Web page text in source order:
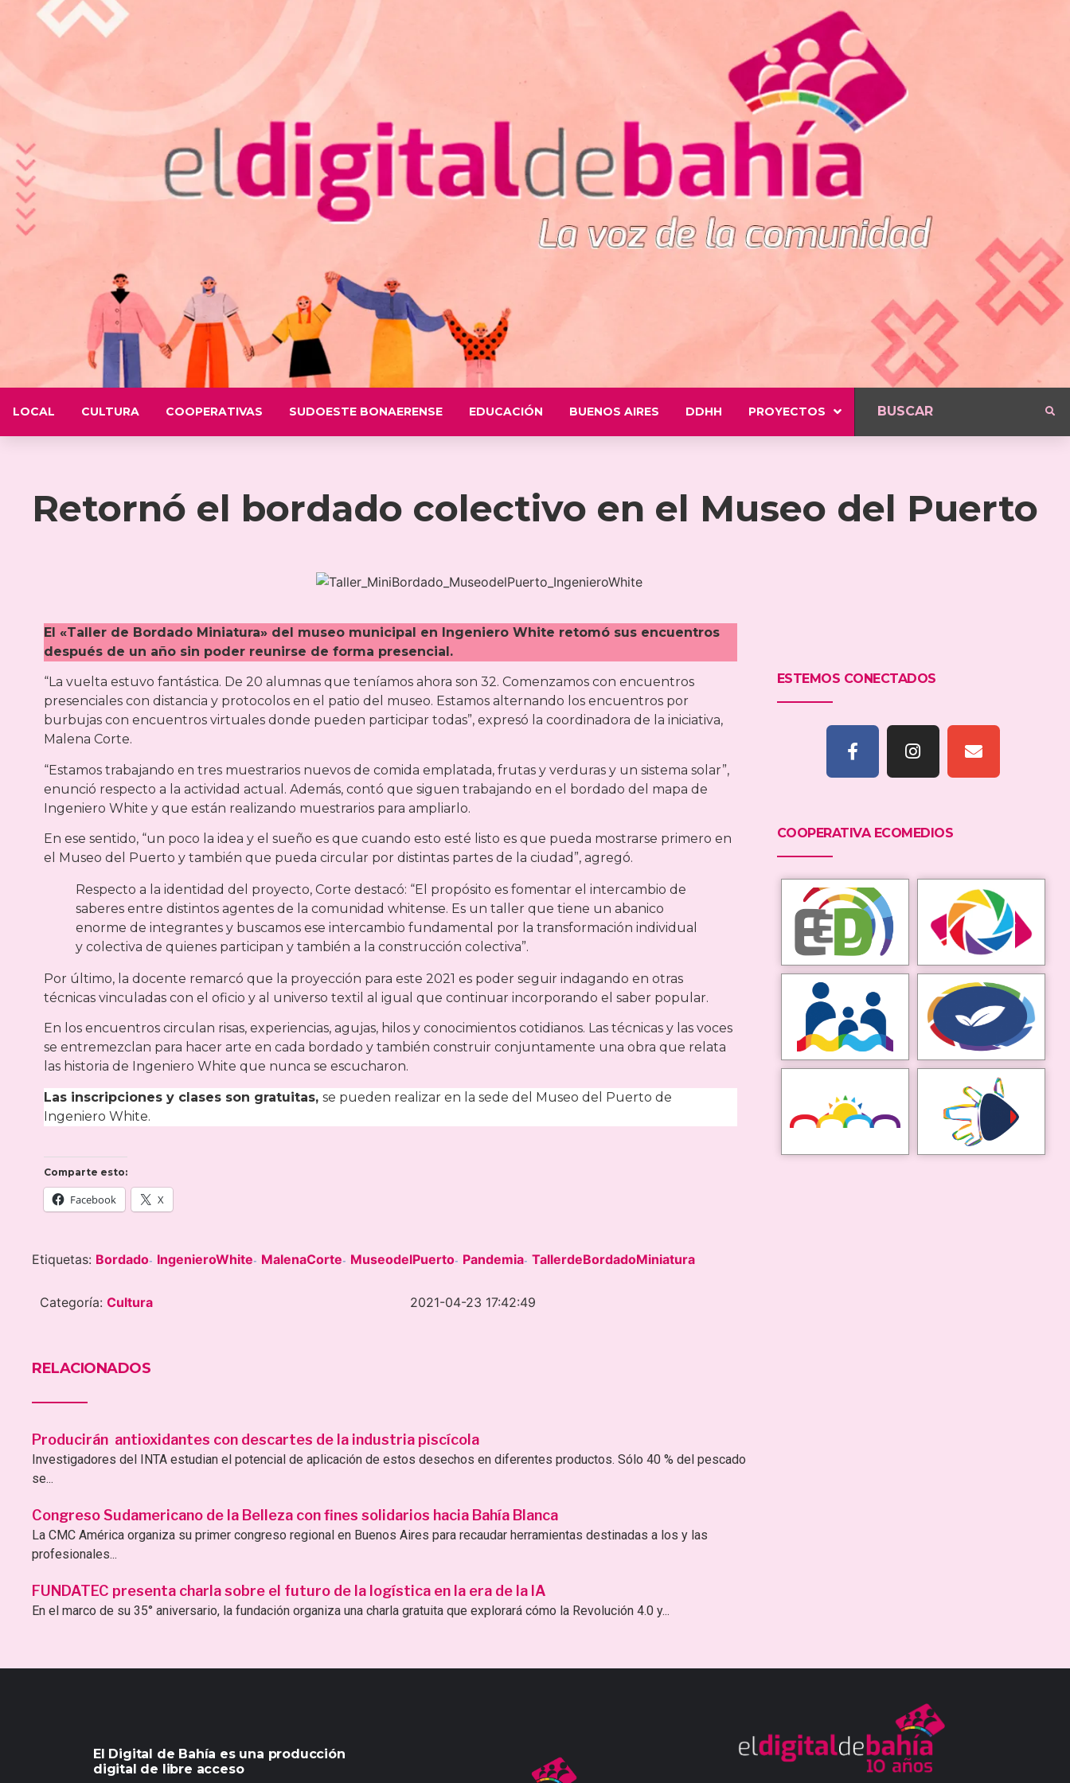
LOCAL CULTURA COOPERATIVAS SUDOESTE BONAERENSE EDUCACIÓN BUENOS AIRES DDHH PROYECTOS
Retornó el bordado colectivo en el Museo del Puerto
El «Taller de Bordado Miniatura» del museo municipal en Ingeniero White retomó sus encuentros
después de un año sin poder reunirse de forma presencial.
“La vuelta estuvo fantástica. De 20 alumnas que teníamos ahora son 32. Comenzamos con encuentros
presenciales con distancia y protocolos en el patio del museo. Estamos alternando los encuentros por
burbujas con encuentros virtuales donde pueden participar todas”, expresó la coordinadora de la iniciativa,
Malena Corte.
“Estamos trabajando en tres muestrarios nuevos de comida emplatada, frutas y verduras y un sistema solar”,
enunció respecto a la actividad actual. Además, contó que siguen trabajando en el bordado del mapa de
Ingeniero White y que están realizando muestrarios para ampliarlo.
En ese sentido, “un poco la idea y el sueño es que cuando esto esté listo es que pueda mostrarse primero en
el Museo del Puerto y también que pueda circular por distintas partes de la ciudad”, agregó.
Respecto a la identidad del proyecto, Corte destacó: “El propósito es fomentar el intercambio de
saberes entre distintos agentes de la comunidad whitense. Es un taller que tiene un abanico
enorme de integrantes y buscamos ese intercambio fundamental por la transformación individual
y colectiva de quienes participan y también a la construcción colectiva”.
Por último, la docente remarcó que la proyección para este 2021 es poder seguir indagando en otras
técnicas vinculadas con el oficio y al universo textil al igual que continuar incorporando el saber popular.
En los encuentros circulan risas, experiencias, agujas, hilos y conocimientos cotidianos. Las técnicas y las voces
se entremezclan para hacer arte en cada bordado y también construir conjuntamente una obra que relata
las historia de Ingeniero White que nunca se escucharon.
Las inscripciones y clases son gratuitas, se pueden realizar en la sede del Museo del Puerto de
Ingeniero White.
Comparte esto:
Facebook X
Etiquetas: Bordado- IngenieroWhite- MalenaCorte- MuseodelPuerto- Pandemia- TallerdeBordadoMiniatura
Categoría: Cultura 2021-04-23 17:42:49
RELACIONADOS
Producirán antioxidantes con descartes de la industria piscícola
Investigadores del INTA estudian el potencial de aplicación de estos desechos en diferentes productos. Sólo 40 % del pescado
se...
Congreso Sudamericano de la Belleza con fines solidarios hacia Bahía Blanca
La CMC América organiza su primer congreso regional en Buenos Aires para recaudar herramientas destinadas a los y las
profesionales...
FUNDATEC presenta charla sobre el futuro de la logística en la era de la IA
En el marco de su 35° aniversario, la fundación organiza una charla gratuita que explorará cómo la Revolución 4.0 y...
ESTEMOS CONECTADOS
COOPERATIVA ECOMEDIOS
El Digital de Bahía es una producción
digital de libre acceso